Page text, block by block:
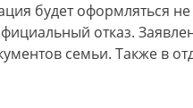
будет оформляться
отказ.
семьи. Также в